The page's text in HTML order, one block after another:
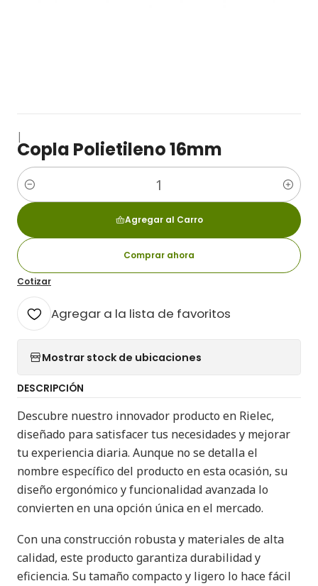
|
Copla Polietileno 16mm
Cantidad
Agregar al Carro
Comprar ahora
Cotizar
Agregar a la lista de favoritos
Mostrar stock de ubicaciones
DESCRIPCIÓN
Descubre nuestro innovador producto en Rielec,
diseñado para satisfacer tus necesidades y mejorar
tu experiencia diaria. Aunque no se detalla el
nombre específico del producto en esta ocasión, su
diseño ergonómico y funcionalidad avanzada lo
convierten en una opción única en el mercado.
Con una construcción robusta y materiales de alta
calidad, este producto garantiza durabilidad y
eficiencia. Su tamaño compacto y ligero lo hace fácil